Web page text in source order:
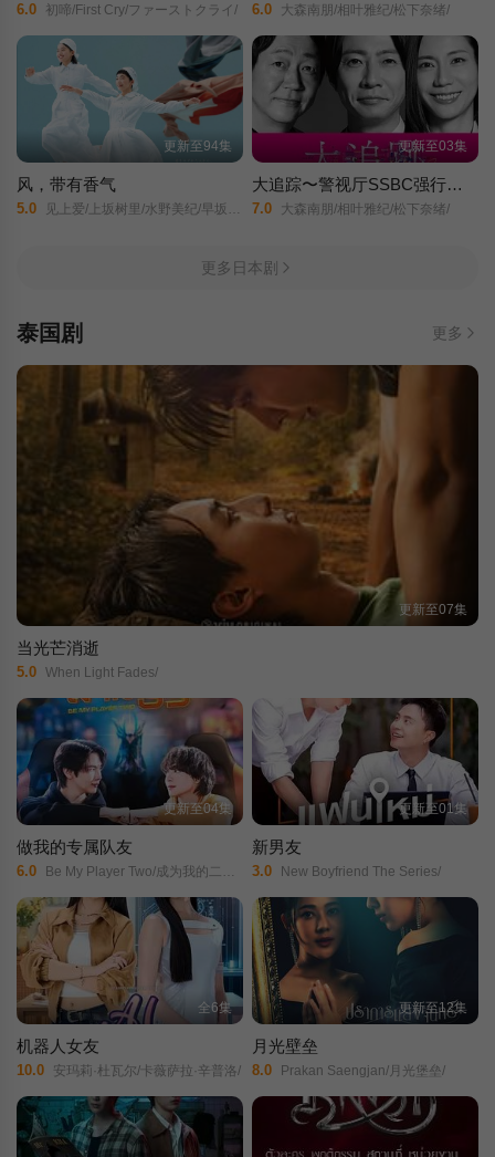
6.0 初啼/First Cry/ファーストクライ/ 6.0 大森南朋/相叶雅纪/松下奈绪/
更新至94集
风，带有香气
5.0 见上爱/上坂树里/水野美纪/早坂美海/小林隆/小林虎之介/津崎史郎/岩瀬顕子/三浦贵大/根岸季衣/大岛美幸/义达祐未/たくや/原田泰造/北村一辉/佐野晶哉/藤原季节/林裕太/坂东弥十郎/内田慈/小倉史也/片冈鹤太郎/松金米子/广冈由里子/春海四方/多部未华子/高岛政宏/二田絢乃/中田青渚/井上向日葵/丸山礼/研直子/生田绘梨花/菊池亚希子/中井友望/木越明/原嶋凛/玄理/伊势志摩/古川雄大/坂口涼太郎/平野生成/森田甘路/猫背椿/饭尾和树/若林时英/村上穂乃佳/东野绚香/大河原次郎/野添义弘/筒井道隆/仲/
更新至03集
大追踪〜警视厅SSBC强行犯系〜 第二季
7.0 大森南朋/相叶雅纪/松下奈绪/
更多日本剧
泰国剧 更多
更新至07集
当光芒消逝
5.0 When Light Fades/
更新至04集
做我的专属队友
6.0 Be My Player Two/成为我的二号玩家/So So Lam Thi/
更新至01集
新男友
3.0 New Boyfriend The Series/
全6集
机器人女友
10.0 安玛莉·杜瓦尔/卡薇萨拉·辛普洛/
更新至12集
月光壁垒
8.0 Prakan Saengjan/月光堡垒/